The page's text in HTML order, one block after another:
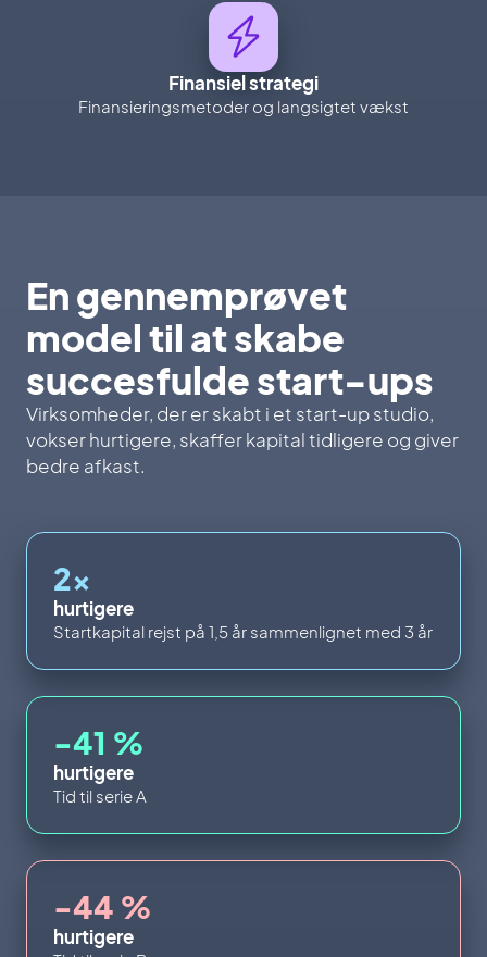
Finansiel strategi
Finansieringsmetoder og langsigtet vækst
En gennemprøvet
model til at skabe
succesfulde start-ups
Virksomheder, der er skabt i et start-up studio,
vokser hurtigere, skaffer kapital tidligere og giver
bedre afkast.
2x
hurtigere
Startkapital rejst på 1,5 år sammenlignet med 3 år
-41 %
hurtigere
Tid til serie A
-44 %
hurtigere